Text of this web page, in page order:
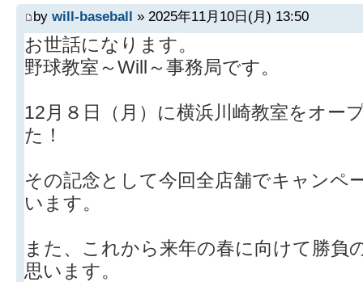
by will-baseball » 2025年11月10日(月) 13:50
お世話になります。
野球教室～Will～事務局です。
12月８日（月）に横浜川崎教室をオー
た！
その記念として今回全店舗でキャンペ
います。
また、これから来年の春に向けて勝負
思います。